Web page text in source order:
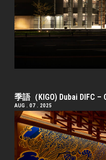
季語（KIGO) Dubai DIFC –
AUG . 07 . 2025